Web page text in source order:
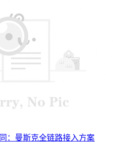
：曼斯克全链路接入方案